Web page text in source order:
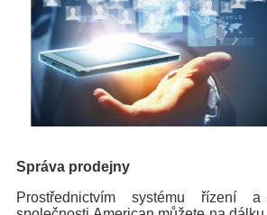
Správa prodejny
Prostřednictvím systému řízení